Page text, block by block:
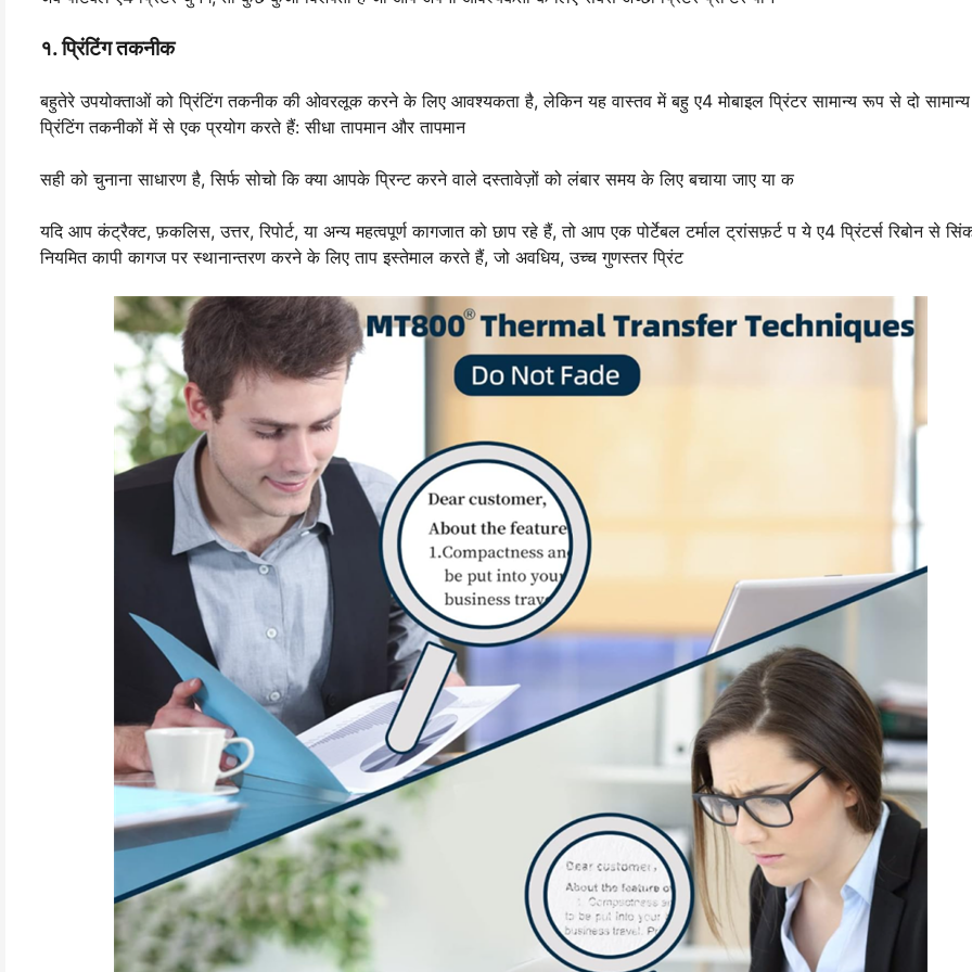
१. प्रिंटिंग तकनीक
बहुतेरे उपयोक्ताओं को प्रिंटिंग तकनीक की ओवरलूक करने के लिए आवश्यकता है, लेकिन यह वास्तव में बहु ए4 मोबाइल प्रिंटर सामान्य रूप से दो सामान्य
प्रिंटिंग तकनीकों में से एक प्रयोग करते हैं: सीधा तापमान और तापमान
सही को चुनाना साधारण है, सिर्फ सोचो कि क्या आपके प्रिन्ट करने वाले दस्तावेज़ों को लंबार समय के लिए बचाया जाए या क
यदि आप कंट्रैक्ट, फ़कलिस, उत्तर, रिपोर्ट, या अन्य महत्वपूर्ण कागजात को छाप रहे हैं, तो आप एक पोर्टेबल टर्माल ट्रांसफ़र्ट प ये ए4 प्रिंटर्स रिबोन से
नियमित कापी कागज पर स्थानान्तरण करने के लिए ताप इस्तेमाल करते हैं, जो अवधिय, उच्च गुणस्तर प्रिंट